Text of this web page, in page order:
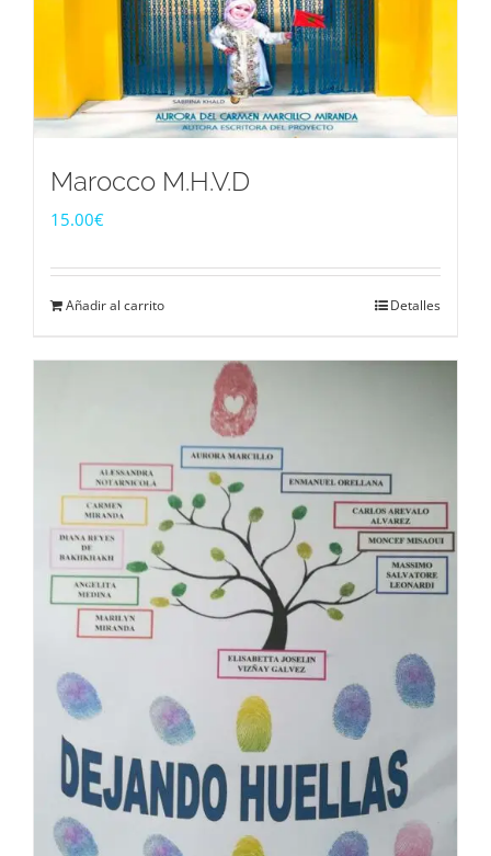
Marocco M.H.V.D
15.00€
Añadir al carrito Detalles